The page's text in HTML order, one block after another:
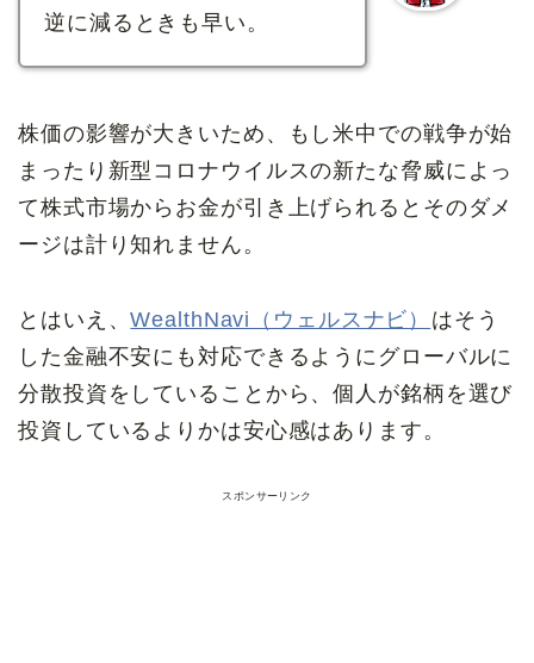
逆に減るときも早い。
株価の影響が大きいため、もし米中での戦争が始
まったり新型コロナウイルスの新たな脅威によっ
て株式市場からお金が引き上げられるとそのダメ
ージは計り知れません。
とはいえ、WealthNavi（ウェルスナビ） はそう
した金融不安にも対応できるようにグローバルに
分散投資をしていることから、個人が銘柄を選び
投資しているよりかは安心感はあります。
スポンサーリンク